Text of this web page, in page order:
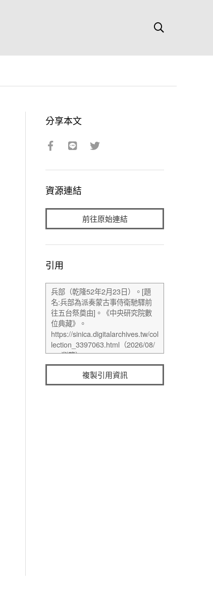
分享本文
資源連結
前往原始連結
引用
複製引用資訊